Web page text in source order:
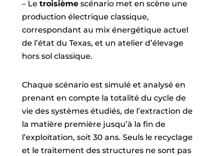
– Le troisièmescénario met en scène une
production électrique classique,
correspondant au mix énergétique actuel
de l’état du Texas, et un atelier d’élevage
hors sol classique.
Chaque scénario est simulé et analysé en
prenant en compte la totalité du cycle de
vie des systèmes étudiés, de l’extraction de
la matière première jusqu’à la fin de
l’exploitation, soit 30 ans. Seuls le recyclage
et le traitement des structures ne sont pas